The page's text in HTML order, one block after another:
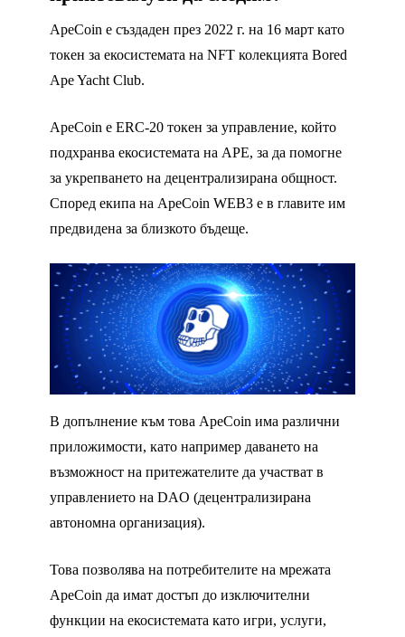
ApeCoin е създаден през 2022 г. на 16 март като
токен за екосистемата на NFT колекцията Bored
Ape Yacht Club.
ApeCoin е ERC-20 токен за управление, който
подхранва екосистемата на APE, за да помогне
за укрепването на децентрализирана общност.
Според екипа на ApeCoin WEB3 е в главите им
предвидена за близкото бъдеще.
В допълнение към това ApeCoin има различни
приложимости, като например даването на
възможност на притежателите да участват в
управлението на DAO (децентрализирана
автономна организация).
Това позволява на потребителите на мрежата
ApeCoin да имат достъп до изключителни
функции на екосистемата като игри, услуги,